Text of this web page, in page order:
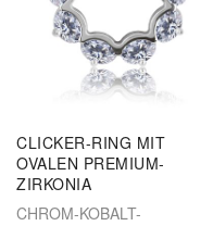
CLICKER-RING MIT
OVALEN PREMIUM-
ZIRKONIA
CHROM-KOBALT-